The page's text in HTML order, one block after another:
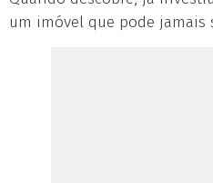
um imóvel que pode jamais